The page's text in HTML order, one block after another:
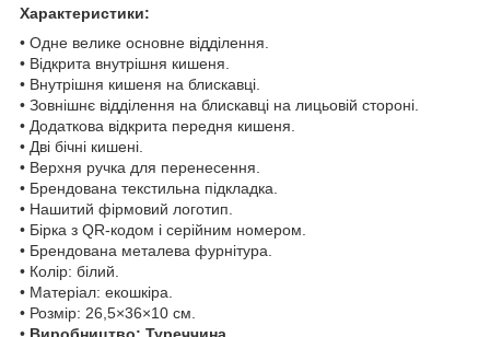
Характеристики:
• Одне велике основне відділення.
• Відкрита внутрішня кишеня.
• Внутрішня кишеня на блискавці.
• Зовнішнє відділення на блискавці на лицьовій стороні.
• Додаткова відкрита передня кишеня.
• Дві бічні кишені.
• Верхня ручка для перенесення.
• Брендована текстильна підкладка.
• Нашитий фірмовий логотип.
• Бірка з QR-кодом і серійним номером.
• Брендована металева фурнітура.
• Колір: білий.
• Матеріал: екошкіра.
• Розмір: 26,5×36×10 см.